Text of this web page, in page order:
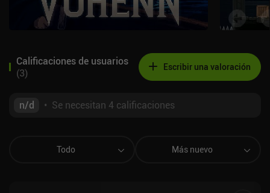
Calificaciones de usuarios
(3) Escribir una valoración
n/d • Se necesitan 4 calificaciones
Todo Más nuevo